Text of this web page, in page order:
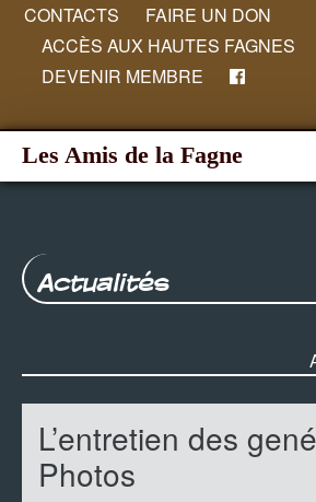
CONTACTS
FAIRE UN DON
ACCÈS AUX HAUTES FAGNES
DEVENIR MEMBRE
Les Amis de la Fagne
Actualités
L’entretien des
Photos